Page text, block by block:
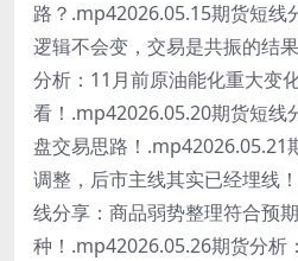
路？.mp42026.05.15期货短线
逻辑不会变，交易是共振的结
分析：11月前原油能化重大变
看！.mp42026.05.20期货短线
盘交易思路！.mp42026.05.21
调整，后市主线其实已经埋线
线分享：商品弱势整理符合预
种！.mp42026.05.26期货分析